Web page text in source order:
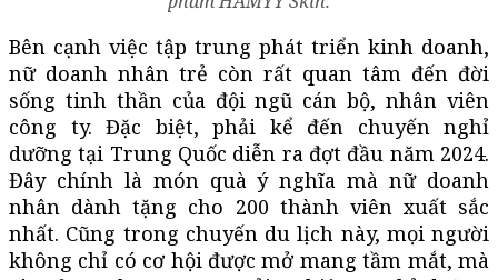
Bên cạnh việc tập trung phát triển kinh doanh,
nữ doanh nhân trẻ còn rất quan tâm đến đời
sống tinh thần của đội ngũ cán bộ, nhân viên
công ty. Đặc biệt, phải kể đến chuyến nghỉ
dưỡng tại Trung Quốc diễn ra đợt đầu năm 2024.
Đây chính là món quà ý nghĩa mà nữ doanh
nhân dành tặng cho 200 thành viên xuất sắc
nhất. Cũng trong chuyến du lịch này, mọi người
không chỉ có cơ hội được mở mang tầm mắt, mà